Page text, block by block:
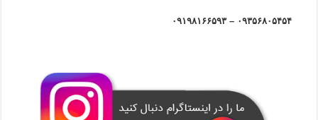
۰۹۳۵۶۸۰۵۴۵۴ – ۰۹۱۹۸۱۶۶۵۹۳